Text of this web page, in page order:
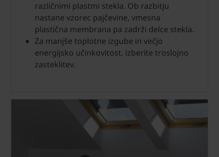
različnimi plastmi stekla. Ob razbitju
nastane vzorec pajčevine, vmesna
plastična membrana pa zadrži delce stekla.
Za manjše toplotne izgube in večjo
energijsko učinkovitost, izberite troslojno
zasteklitev.